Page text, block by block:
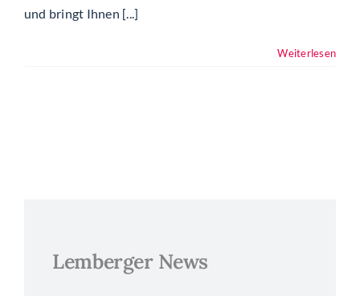
und bringt Ihnen [...]
Weiterlesen
Lemberger News